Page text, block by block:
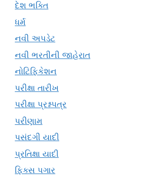
દેશ ભક્તિ
ધર્મ
નવી અપડેટ
નવી ભરતીની જાહેરાત
નોટિફિકેશન
પરીક્ષા તારીખ
પરીક્ષા પ્રશ્નપત્ર
પરીણામ
પસંદગી યાદી
પ્રતિક્ષા યાદી
ફિક્સ પગાર